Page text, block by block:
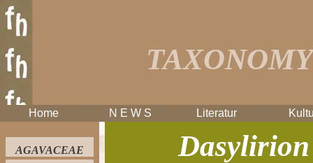
Home N E W S Literatur
AGAVACEAE
Dasylirion